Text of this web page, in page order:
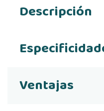
Descripción
Ventajas